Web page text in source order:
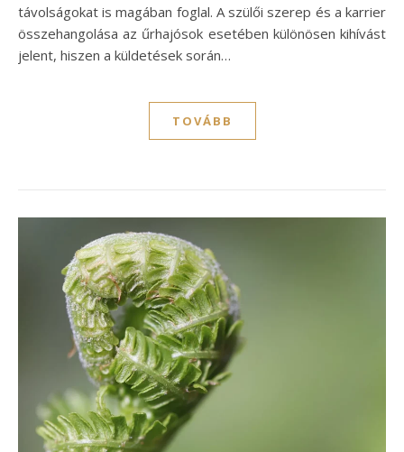
távolságokat is magában foglal. A szülői szerep és a karrier
összehangolása az űrhajósok esetében különösen kihívást
jelent, hiszen a küldetések során…
TOVÁBB